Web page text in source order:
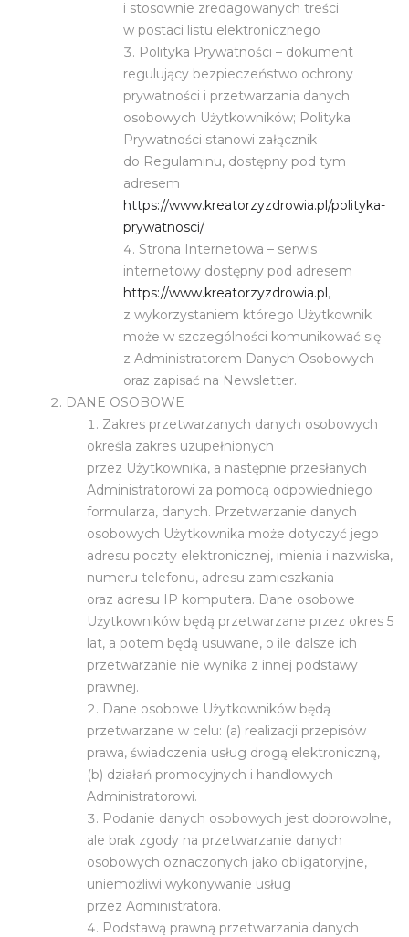
i stosownie zredagowanych treści
w postaci listu elektronicznego
Polityka Prywatności – dokument
regulujący bezpieczeństwo ochrony
prywatności i przetwarzania danych
osobowych Użytkowników; Polityka
Prywatności stanowi załącznik
do Regulaminu, dostępny pod tym
adresem
https://www.kreatorzyzdrowia.pl/polityka-
prywatnosci/
Strona Internetowa – serwis
internetowy dostępny pod adresem
https://www.kreatorzyzdrowia.pl,
z wykorzystaniem którego Użytkownik
może w szczególności komunikować się
z Administratorem Danych Osobowych
oraz zapisać na Newsletter.
DANE OSOBOWE
Zakres przetwarzanych danych osobowych
określa zakres uzupełnionych
przez Użytkownika, a następnie przesłanych
Administratorowi za pomocą odpowiedniego
formularza, danych. Przetwarzanie danych
osobowych Użytkownika może dotyczyć jego
adresu poczty elektronicznej, imienia i nazwiska,
numeru telefonu, adresu zamieszkania
oraz adresu IP komputera. Dane osobowe
Użytkowników będą przetwarzane przez okres 5
lat, a potem będą usuwane, o ile dalsze ich
przetwarzanie nie wynika z innej podstawy
prawnej.
Dane osobowe Użytkowników będą
przetwarzane w celu: (a) realizacji przepisów
prawa, świadczenia usług drogą elektroniczną,
(b) działań promocyjnych i handlowych
Administratorowi.
Podanie danych osobowych jest dobrowolne,
ale brak zgody na przetwarzanie danych
osobowych oznaczonych jako obligatoryjne,
uniemożliwi wykonywanie usług
przez Administratora.
Podstawą prawną przetwarzania danych